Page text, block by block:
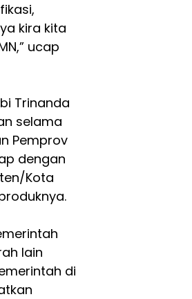
kira kita
ucap
Trinanda
selama
Pemprov
dengan
Kota
lain
di